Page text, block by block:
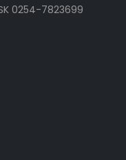
0254-7823699